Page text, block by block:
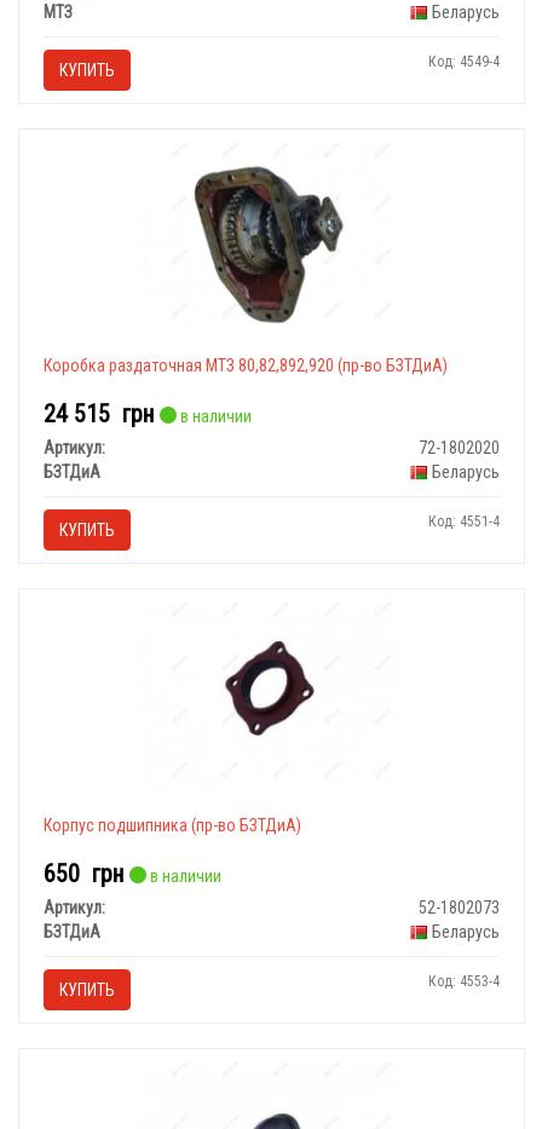
МТЗ
Беларусь
КУПИТЬ Код: 4549-4
Коробка раздаточная МТЗ 80,82,892,920 (пр-во БЗТДиА)
24 515 грн
в наличии
Артикул:
72-1802020
БЗТДиА
Беларусь
КУПИТЬ Код: 4551-4
Корпус подшипника (пр-во БЗТДиА)
650 грн
в наличии
Артикул:
52-1802073
БЗТДиА
Беларусь
КУПИТЬ Код: 4553-4